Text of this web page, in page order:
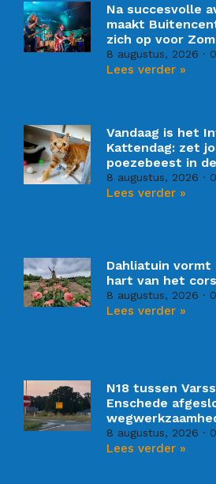
Na succesvolle
maakt
zich op voor
8 augustus, 2026
Lees verder »
Vandaag is het
Kattendag: zet
poezebeest in
8 augustus, 2026
Lees verder »
Dahliatuin
hart van het
8 augustus, 2026
Lees verder »
N18 tussen
Enschede
8 augustus, 2026
Lees verder »